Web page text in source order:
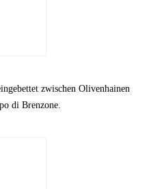
zwischen Olivenhainen
di Brenzone.